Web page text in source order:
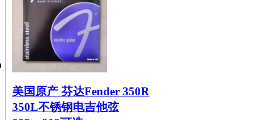
美国原产 芬达Fender 350R
350L不锈钢电吉他弦